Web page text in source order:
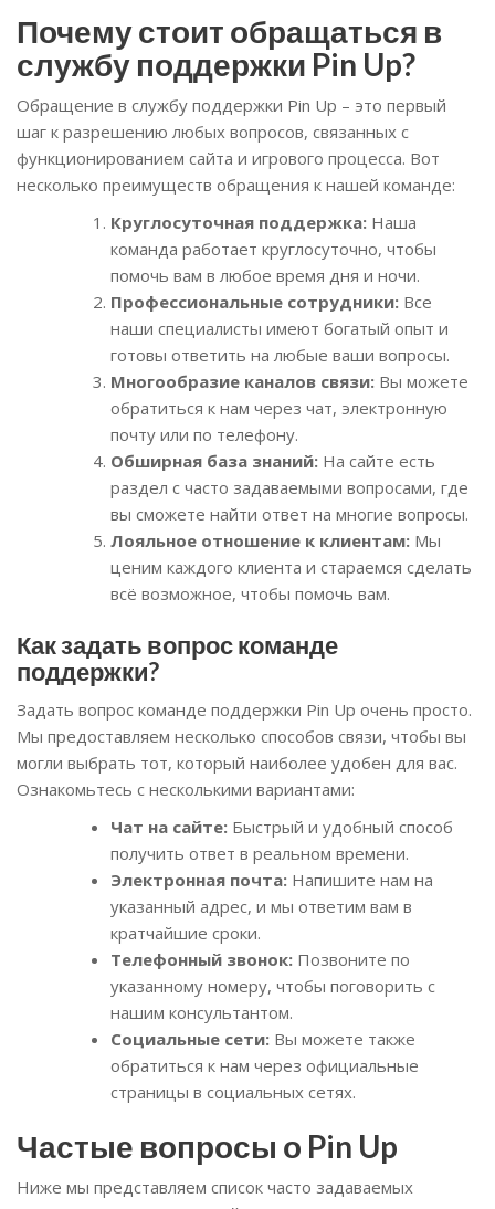
Почему стоит обращаться в
службу поддержки Pin Up?
Обращение в службу поддержки Pin Up – это первый
шаг к разрешению любых вопросов, связанных с
функционированием сайта и игрового процесса. Вот
несколько преимуществ обращения к нашей команде:
Круглосуточная поддержка: Наша
команда работает круглосуточно, чтобы
помочь вам в любое время дня и ночи.
Профессиональные сотрудники: Все
наши специалисты имеют богатый опыт и
готовы ответить на любые ваши вопросы.
Многообразие каналов связи: Вы можете
обратиться к нам через чат, электронную
почту или по телефону.
Обширная база знаний: На сайте есть
раздел с часто задаваемыми вопросами, где
вы сможете найти ответ на многие вопросы.
Лояльное отношение к клиентам: Мы
ценим каждого клиента и стараемся сделать
всё возможное, чтобы помочь вам.
Как задать вопрос команде
поддержки?
Задать вопрос команде поддержки Pin Up очень просто.
Мы предоставляем несколько способов связи, чтобы вы
могли выбрать тот, который наиболее удобен для вас.
Ознакомьтесь с несколькими вариантами:
Чат на сайте: Быстрый и удобный способ
получить ответ в реальном времени.
Электронная почта: Напишите нам на
указанный адрес, и мы ответим вам в
кратчайшие сроки.
Телефонный звонок: Позвоните по
указанному номеру, чтобы поговорить с
нашим консультантом.
Социальные сети: Вы можете также
обратиться к нам через официальные
страницы в социальных сетях.
Частые вопросы о Pin Up
Ниже мы представляем список часто задаваемых